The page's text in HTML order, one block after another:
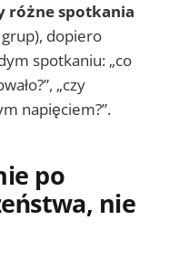
różne spotkania
dopiero
spotkaniu: „co
„czy
napięciem?”.
po
nie